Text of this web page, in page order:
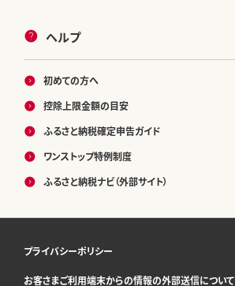
ヘルプ
初めての方へ
控除上限金額の目安
ふるさと納税確定申告ガイド
ワンストップ特例制度
ふるさと納税ナビ（外部サイト）
プライバシーポリシー
お客さまご利用端末からの情報の外部送信について